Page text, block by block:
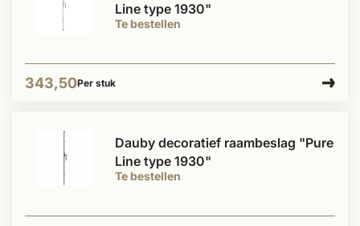
Te bestellen
Line type 1930"
343,50Per stuk
Te bestellen
Dauby decoratief raambeslag "Pure
Line type 1930"